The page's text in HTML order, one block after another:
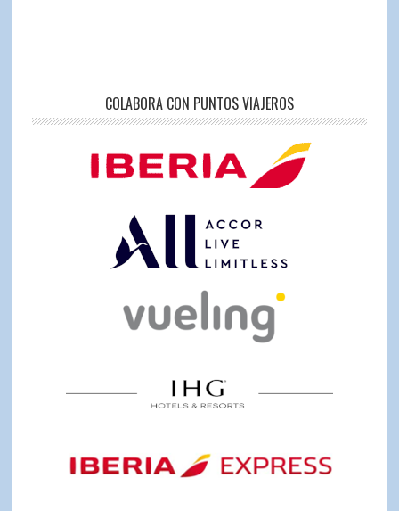
COLABORA CON PUNTOS VIAJEROS